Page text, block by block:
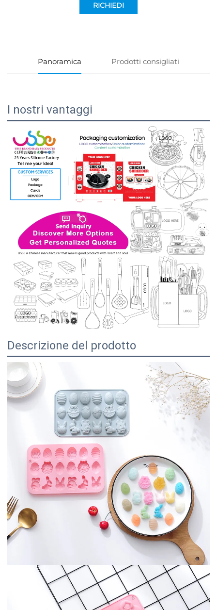
RICHIEDI
Panoramica Prodotti consigliati
I nostri vantaggi
Descrizione del prodotto